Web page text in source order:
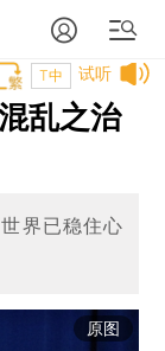
试听
T中
乱之治
界已稳住心
原图